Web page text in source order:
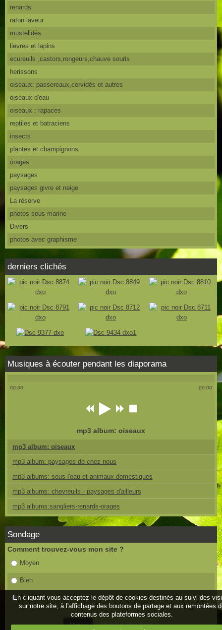
renards
raton laveur
mustelidés
lievres et lapins
ecureuils ,castors,rongeurs,chauve souris
herissons
oiseaux: passereaux,corvidés et autres
oiseaux d'eau
oiseaux : rapaces
reptiles et batraciens
insects
plantes et champignons
orages
paysages
paysages givre et neige
La réserve
photos sous marine
Divers
photos avec graphisme
derniers clichés
Musiques à écouter pendant les diaporama
00:00 00:00
mp3 album: oiseaux
mp3 album: oiseaux
mp3 album: paysages de chez nous
mp3 albums: sous l'eau et animaux domestiques
mp3 albums: chevreuils - paysages d'ailleurs
mp3 albums:sangliers-renards-orages
Sondage
Comment trouvez-vous mon site ?
Moyen
Bien
Très bien
En cliquant vous acceptez le dépôt de cookies destinés au suivi des
sur notre site, à l'affichage des boutons de partage et aux remontées
contenus des plateformes sociales.